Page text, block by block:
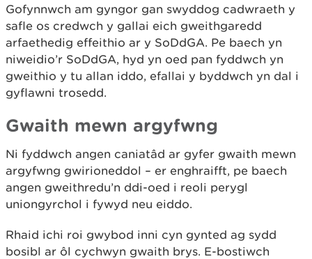
Gofynnwch am gyngor gan swyddog cadwraeth y
safle os credwch y gallai eich gweithgaredd
arfaethedig effeithio ar y SoDdGA. Pe baech yn
niweidio’r SoDdGA, hyd yn oed pan fyddwch yn
gweithio y tu allan iddo, efallai y byddwch yn dal i
gyflawni trosedd.
Gwaith mewn argyfwng
Ni fyddwch angen caniatâd ar gyfer gwaith mewn
argyfwng gwirioneddol – er enghraifft, pe baech
angen gweithredu’n ddi-oed i reoli perygl
uniongyrchol i fywyd neu eiddo.
Rhaid ichi roi gwybod inni cyn gynted ag sydd
bosibl ar ôl cychwyn gwaith brys. E-bostiwch